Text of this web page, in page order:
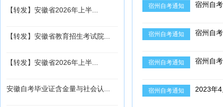
宿州自考通知 宿州自
宿州自考通知 宿州自
宿州自考通知 宿州自
宿州自考通知 2023年
【转发】安徽省2026年上半...
【转发】安徽省教育招生考试院...
【转发】安徽省2026年上半...
安徽自考毕业证含金量与社会认...